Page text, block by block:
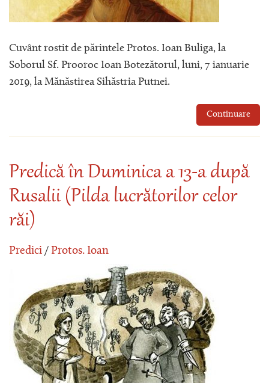
Cuvânt rostit de părintele Protos. Ioan Buliga, la
Soborul Sf. Prooroc Ioan Botezătorul, luni, 7 ianuarie
2019, la Mănăstirea Sihăstria Putnei.
Continuare
Predică în Duminica a 13-a după
Rusalii (Pilda lucrătorilor celor
răi)
Predici / Protos. Ioan